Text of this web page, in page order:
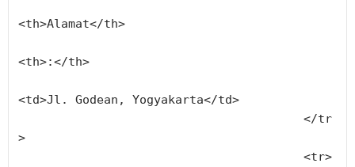
<th>Alamat</th>
<th>:</th>
<td>Jl. Godean, Yogyakarta</td>
>
					<tr>